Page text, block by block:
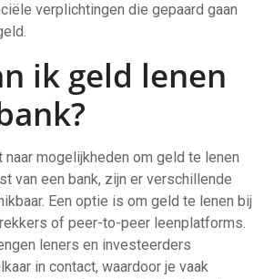
verplichtingen die gepaard gaan
ik geld lenen
mogelijkheden om geld te lenen
van een bank, zijn er verschillende
Een optie is om geld te lenen bij
of peer-to-peer leenplatforms.
leners en investeerders
in contact, waardoor je vaak